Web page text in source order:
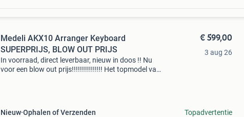
Medeli AKX10 Arranger Keyboard
SUPERPRIJS, BLOW OUT PRIJS
In voorraad, direct leverbaar, nieuw in doos !! Nu
voor een blow out prijs!!!!!!!!!!!!!!! Het topmodel van
Nieuw Ophalen of Verzenden
€ 599,00
3 aug 26
Topadvertentie